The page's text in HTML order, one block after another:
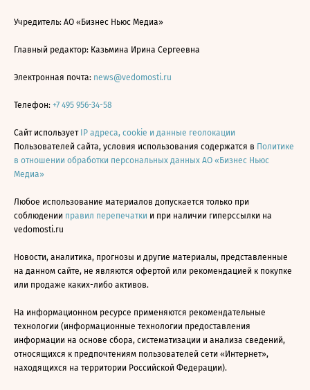
Учредитель: АО «Бизнес Ньюс Медиа»
Главный редактор: Казьмина Ирина Сергеевна
Электронная почта: news@vedomosti.ru
Телефон: +7 495 956-34-58
Сайт использует IP адреса, cookie и данные геолокации
Пользователей сайта, условия использования содержатся в Политике
в отношении обработки персональных данных АО «Бизнес Ньюс
Медиа»
Любое использование материалов допускается только при
соблюдении правил перепечатки и при наличии гиперссылки на
vedomosti.ru
Новости, аналитика, прогнозы и другие материалы, представленные
на данном сайте, не являются офертой или рекомендацией к покупке
или продаже каких-либо активов.
На информационном ресурсе применяются рекомендательные
технологии (информационные технологии предоставления
информации на основе сбора, систематизации и анализа сведений,
относящихся к предпочтениям пользователей сети «Интернет»,
находящихся на территории Российской Федерации).